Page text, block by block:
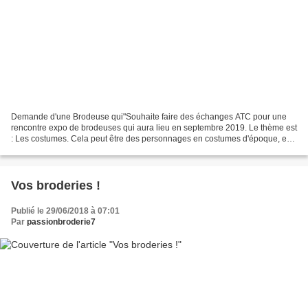
Demande d'une Brodeuse qui"Souhaite faire des échanges ATC pour une
rencontre expo de brodeuses qui aura lieu en septembre 2019. Le thème est
: Les costumes. Cela peut être des personnages en costumes d'époque, en
Vos broderies !
Publié le 29/06/2018 à 07:01
Par passionbroderie7